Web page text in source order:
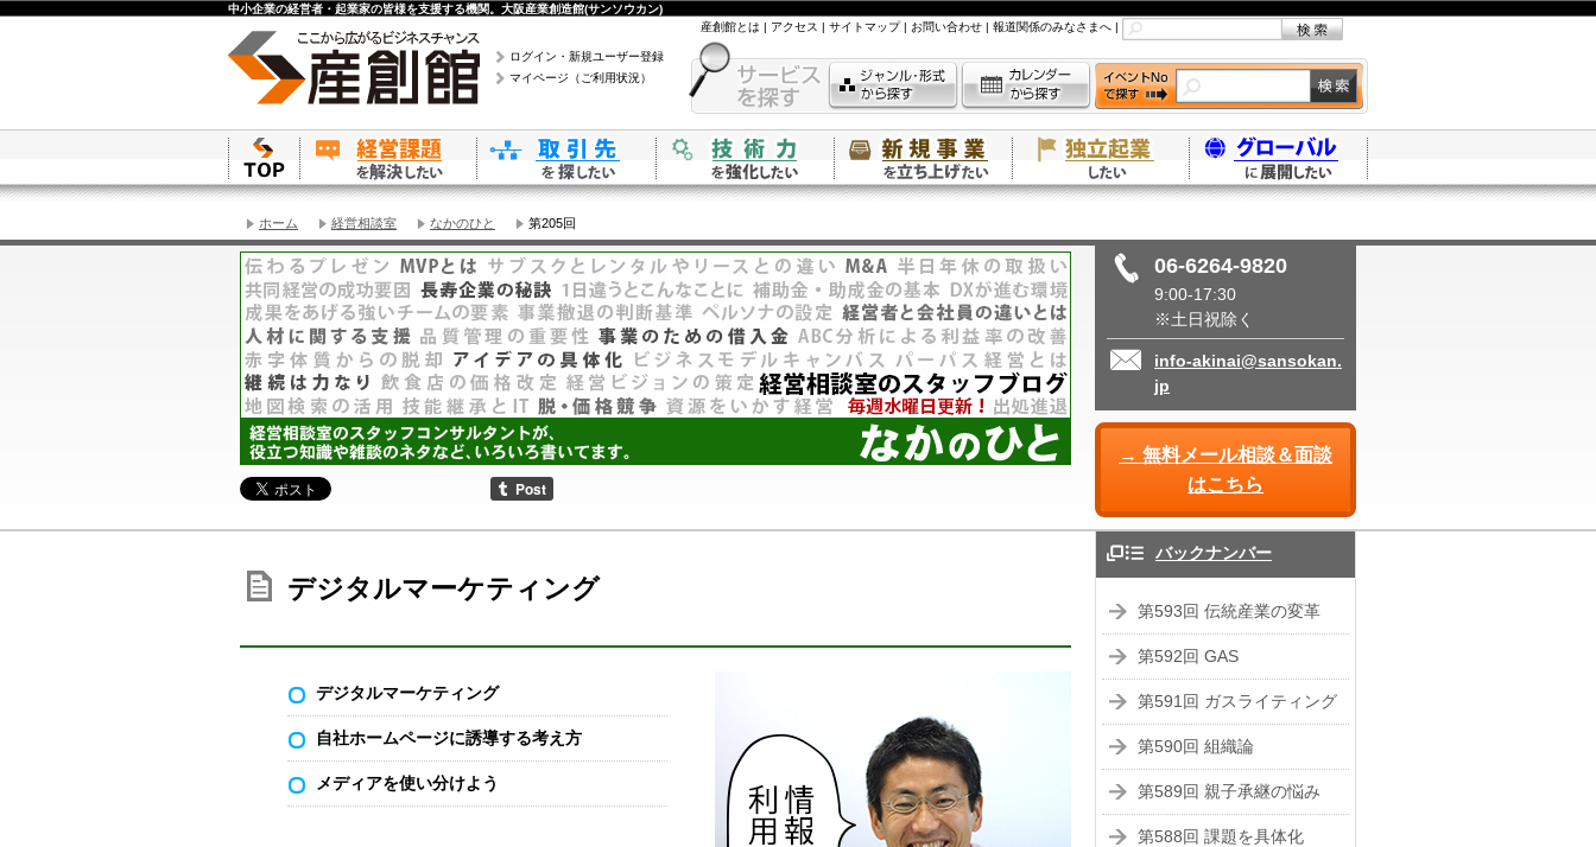
中小企業の経営者・起業家の皆様を支援する機関。大阪産業創造館(サンソウカン)
ログイン・新規ユーザー登録
マイページ（ご利用状況）
産創館とは | アクセス | サイトマップ| お問い合わせ | 報道関係のみなさまへ |
ホーム 経営相談室 なかのひと 第205回
06-6264-9820
9:00-17:30
※土日祝除く
info-akinai@sansokan.
jp
→ 無料メール相談＆面談
はこちら
デジタルマーケティング
デジタルマーケティング
自社ホームページに誘導する考え方
メディアを使い分けよう
バックナンバー
第593回 伝統産業の変革
第592回 GAS
第591回 ガスライティング
第590回 組織論
第589回 親子承継の悩み
第588回 課題を具体化